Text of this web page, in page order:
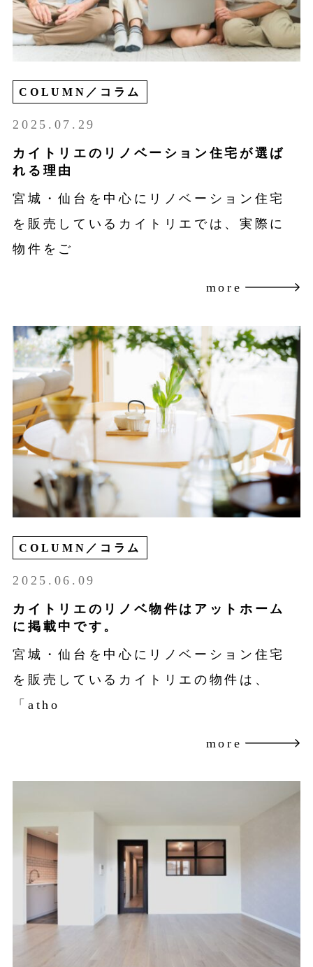
COLUMN／コラム
2025.07.29
カイトリエのリノベーション住宅が選ば
れる理由
宮城・仙台を中心にリノベーション住宅
を販売しているカイトリエでは、実際に
物件をご
more
COLUMN／コラム
2025.06.09
カイトリエのリノベ物件はアットホーム
に掲載中です。
宮城・仙台を中心にリノベーション住宅
を販売しているカイトリエの物件は、
「atho
more